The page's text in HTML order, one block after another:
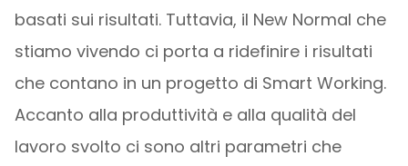
basati sui risultati. Tuttavia, il New Normal che
stiamo vivendo ci porta a ridefinire i risultati
che contano in un progetto di Smart Working.
Accanto alla produttività e alla qualità del
lavoro svolto ci sono altri parametri che